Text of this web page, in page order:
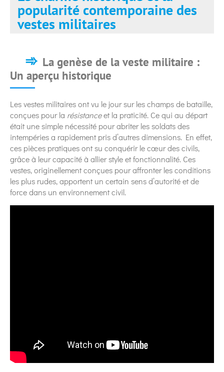
popularité contemporaine des
vestes militaires
La genèse de la veste militaire :
Un aperçu historique
Les vestes militaires ont vu le jour sur les champs de bataille,
conçues pour la résistanceet la praticité. Ce qui au départ
était une simple nécessité pour abriter les soldats des
intempéries a rapidement pris d’autres dimensions. En effet,
ces pièces pratiques ont su conquérir le cœur des civils,
grâce à leur capacité à allier style et fonctionnalité. Ces
vestes, originellement conçues pour affronter les conditions
les plus rudes, apportent un certain sens d’autorité et de
force dans un environnement civil.